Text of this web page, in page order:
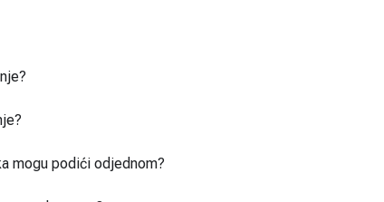
mogu podići odjednom?